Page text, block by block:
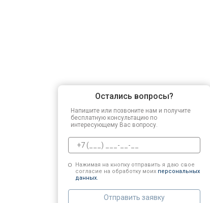
Остались вопросы?
Напишите или позвоните нам и получите
бесплатную консультацию по
интересующему Вас вопросу.
Нажимая на кнопку отправить я даю свое
согласие на обработку моих персональных
данных.
Отправить заявку